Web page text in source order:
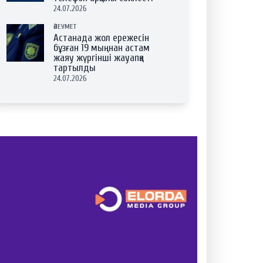
24.07.2026
ӘЛЕУМЕТ
Астанада жол ережесін
бұзған 19 мыңнан астам
жаяу жүргінші жауапқа
тартылды
24.07.2026